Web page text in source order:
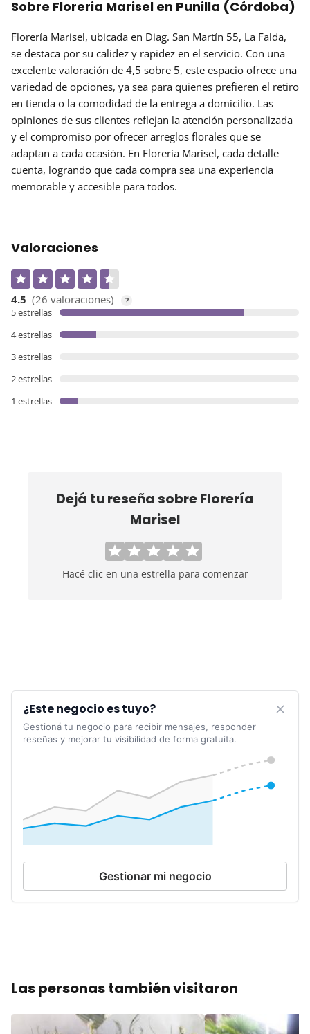
Sobre Floreria Marisel en Punilla (Córdoba)
Florería Marisel, ubicada en Diag. San Martín 55, La Falda,
se destaca por su calidez y rapidez en el servicio. Con una
excelente valoración de 4,5 sobre 5, este espacio ofrece una
variedad de opciones, ya sea para quienes prefieren el retiro
en tienda o la comodidad de la entrega a domicilio. Las
opiniones de sus clientes reflejan la atención personalizada
y el compromiso por ofrecer arreglos florales que se
adaptan a cada ocasión. En Florería Marisel, cada detalle
cuenta, logrando que cada compra sea una experiencia
memorable y accesible para todos.
Valoraciones
4.5 (26 valoraciones) ?
5 estrellas
4 estrellas
3 estrellas
2 estrellas
1 estrellas
Dejá tu reseña sobreFlorería
Marisel
Hacé clic en una estrella para comenzar
¿Este negocio es tuyo?
Gestioná tu negocio para recibir mensajes, responder
reseñas y mejorar tu visibilidad de forma gratuita.
Gestionar mi negocio
Las personas también visitaron